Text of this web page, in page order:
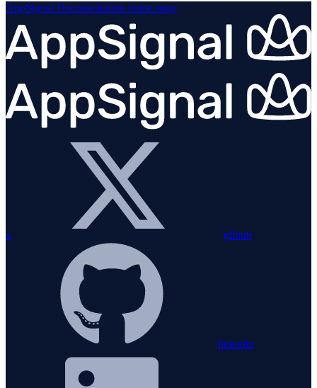
AppSignal Documentation home page
x github
linkedin